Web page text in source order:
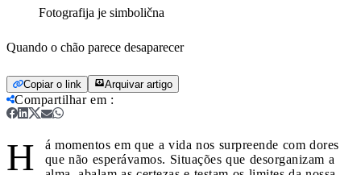
Fotografija je simbolična
Quando o chão parece desaparecer
Copiar o link Arquivar artigo
Compartilhar em :
H
á momentos em que a vida nos surpreende com dores
que não esperávamos. Situações que desorganizam a